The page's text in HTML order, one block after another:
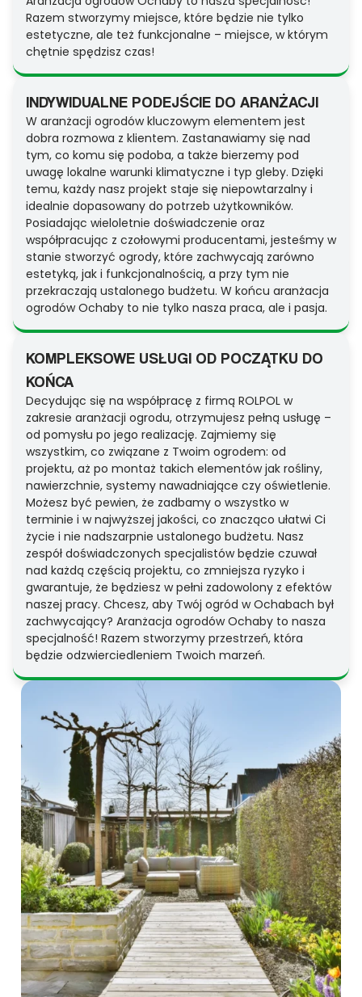
Razem stworzymy miejsce, które będzie nie tylko
estetyczne, ale też funkcjonalne – miejsce, w którym
chętnie spędzisz czas!
INDYWIDUALNE PODEJŚCIE DO ARANŻACJI
W aranżacji ogrodów kluczowym elementem jest
dobra rozmowa z klientem. Zastanawiamy się nad
tym, co komu się podoba, a także bierzemy pod
uwagę lokalne warunki klimatyczne i typ gleby. Dzięki
temu, każdy nasz projekt staje się niepowtarzalny i
idealnie dopasowany do potrzeb użytkowników.
Posiadając wieloletnie doświadczenie oraz
współpracując z czołowymi producentami, jesteśmy w
stanie stworzyć ogrody, które zachwycają zarówno
estetyką, jak i funkcjonalnością, a przy tym nie
przekraczają ustalonego budżetu. W końcu aranżacja
ogrodów Ochaby to nie tylko nasza praca, ale i pasja.
KOMPLEKSOWE USŁUGI OD POCZĄTKU DO
KOŃCA
Decydując się na współpracę z firmą ROLPOL w
zakresie aranżacji ogrodu, otrzymujesz pełną usługę –
od pomysłu po jego realizację. Zajmiemy się
wszystkim, co związane z Twoim ogrodem: od
projektu, aż po montaż takich elementów jak rośliny,
nawierzchnie, systemy nawadniające czy oświetlenie.
Możesz być pewien, że zadbamy o wszystko w
terminie i w najwyższej jakości, co znacząco ułatwi Ci
życie i nie nadszarpnie ustalonego budżetu. Nasz
zespół doświadczonych specjalistów będzie czuwał
nad każdą częścią projektu, co zmniejsza ryzyko i
gwarantuje, że będziesz w pełni zadowolony z efektów
naszej pracy. Chcesz, aby Twój ogród w Ochabach był
zachwycający? Aranżacja ogrodów Ochaby to nasza
specjalność! Razem stworzymy przestrzeń, która
będzie odzwierciedleniem Twoich marzeń.